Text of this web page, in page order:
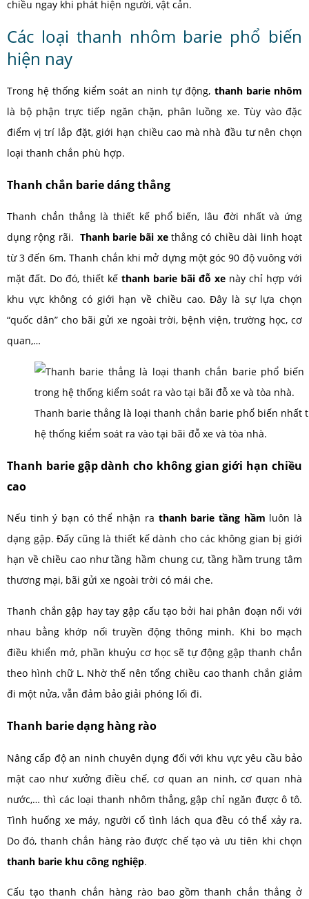
chiều ngay khi phát hiện người, vật cản.
Các loại thanh nhôm barie phổ biến
hiện nay
Trong hệ thống kiểm soát an ninh tự động, thanh barie nhôm
là bộ phận trực tiếp ngăn chặn, phân luồng xe. Tùy vào đặc
điểm vị trí lắp đặt, giới hạn chiều cao mà nhà đầu tư nên chọn
loại thanh chắn phù hợp.
Thanh chắn barie dáng thẳng
Thanh chắn thẳng là thiết kế phổ biến, lâu đời nhất và ứng
dụng rộng rãi. Thanh barie bãi xethẳng có chiều dài linh hoạt
từ 3 đến 6m. Thanh chắn khi mở dựng một góc 90 độ vuông với
mặt đất. Do đó, thiết kế thanh barie bãi đỗ xe này chỉ hợp với
khu vực không có giới hạn về chiều cao. Đây là sự lựa chọn
“quốc dân” cho bãi gửi xe ngoài trời, bệnh viện, trường học, cơ
quan,…
Thanh barie thẳng là loại thanh chắn barie phổ biến nhất
hệ thống kiểm soát ra vào tại bãi đỗ xe và tòa nhà.
Thanh barie gập dành cho không gian giới hạn chiều
cao
Nếu tinh ý bạn có thể nhận ra thanh barie tầng hầm luôn là
dạng gập. Đấy cũng là thiết kế dành cho các không gian bị giới
hạn về chiều cao như tầng hầm chung cư, tầng hầm trung tâm
thương mại, bãi gửi xe ngoài trời có mái che.
Thanh chắn gập hay tay gập cấu tạo bởi hai phân đoạn nối với
nhau bằng khớp nối truyền động thông minh. Khi bo mạch
điều khiển mở, phần khuỷu cơ học sẽ tự động gập thanh chắn
theo hình chữ L. Nhờ thế nên tổng chiều cao thanh chắn giảm
đi một nửa, vẫn đảm bảo giải phóng lối đi.
Thanh barie dạng hàng rào
Nâng cấp độ an ninh chuyên dụng đối với khu vực yêu cầu bảo
mật cao như xưởng điều chế, cơ quan an ninh, cơ quan nhà
nước,… thì các loại thanh nhôm thẳng, gập chỉ ngăn được ô tô.
Tình huống xe máy, người cố tình lách qua đều có thể xảy ra.
Do đó, thanh chắn hàng rào được chế tạo và ưu tiên khi chọn
thanh barie khu công nghiệp.
Cấu tạo thanh chắn hàng rào bao gồm thanh chắn thẳng ở